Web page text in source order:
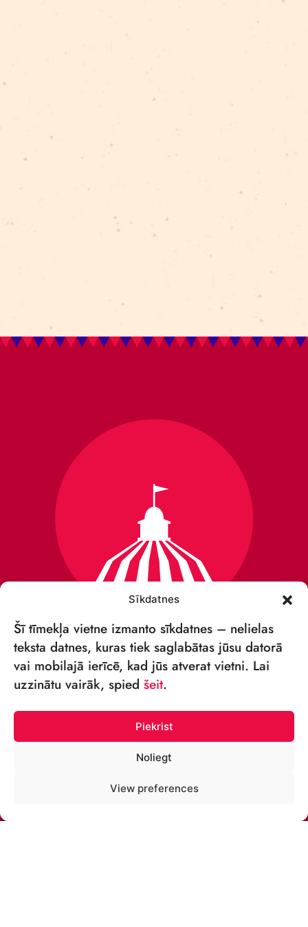
Sīkdatnes
Šī tīmekļa vietne izmanto sīkdatnes – nelielas
teksta datnes, kuras tiek saglabātas jūsu datorā
vai mobilajā ierīcē, kad jūs atverat vietni. Lai
uzzinātu vairāk, spied šeit.
Piekrist
Noliegt
View preferences
VSIA „RĪGAS CIRKS”
Merķeļa iela 4,
Rīga, LV-1050, Latvija
Reģ. Nr.: 40003027789
TĀLRUNIS: